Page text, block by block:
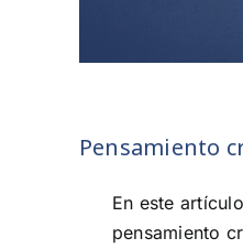
Pensamiento
En este
pensamiento